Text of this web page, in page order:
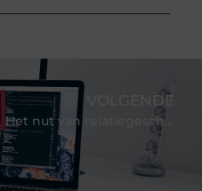
VOLGENDE
Het nut van relatiegeschenken